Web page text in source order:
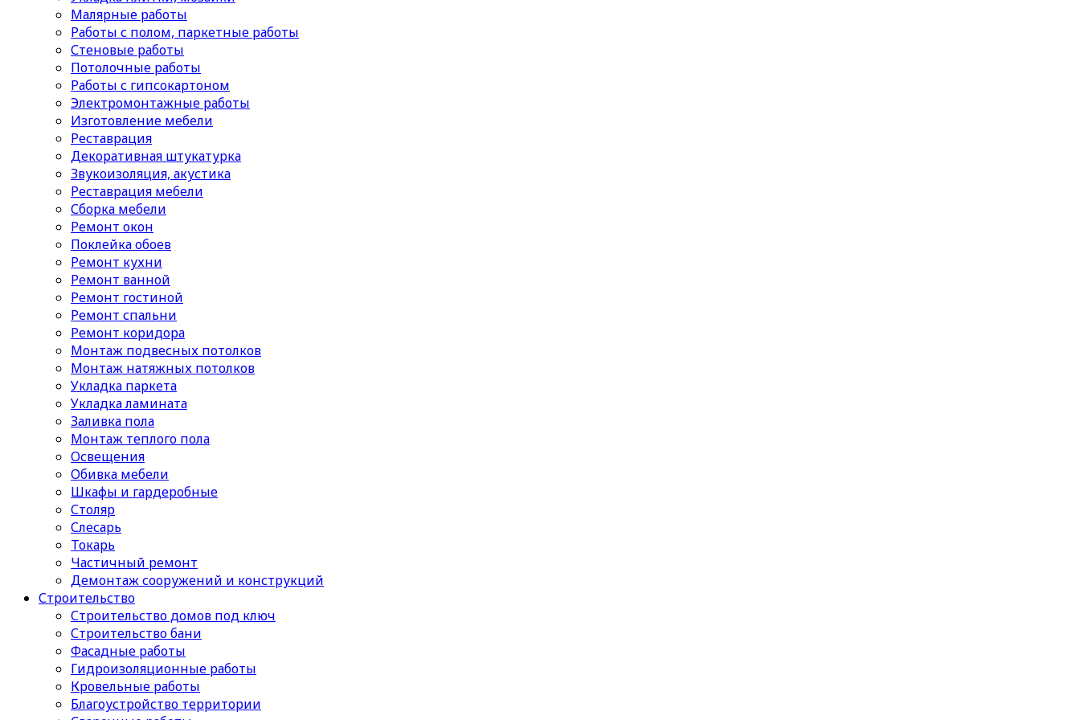
Малярные работы
Работы с полом, паркетные работы
Стеновые работы
Потолочные работы
Работы с гипсокартоном
Электромонтажные работы
Изготовление мебели
Реставрация
Декоративная штукатурка
Звукоизоляция, акустика
Реставрация мебели
Сборка мебели
Ремонт окон
Поклейка обоев
Ремонт кухни
Ремонт ванной
Ремонт гостиной
Ремонт спальни
Ремонт коридора
Монтаж подвесных потолков
Монтаж натяжных потолков
Укладка паркета
Укладка ламината
Заливка пола
Монтаж теплого пола
Освещения
Обивка мебели
Шкафы и гардеробные
Столяр
Слесарь
Токарь
Частичный ремонт
Демонтаж сооружений и конструкций
Строительство
Строительство домов под ключ
Строительство бани
Фасадные работы
Гидроизоляционные работы
Кровельные работы
Благоустройство территории